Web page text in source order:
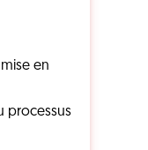
en
processus